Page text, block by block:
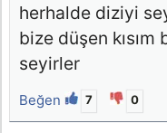
herhalde diziyi
bize düşen
seyirler
Beğen 7 0